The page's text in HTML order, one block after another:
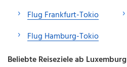
Flug Frankfurt-Tokio
Flug Hamburg-Tokio
Beliebte Reiseziele ab Luxemburg